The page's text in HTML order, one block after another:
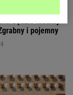
kuferek od
będzie idealny
i pojemny